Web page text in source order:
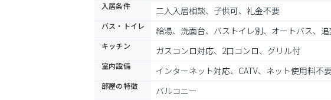
入居条件 二人入居相談、子供可、礼金不要
バス・トイレ 給湯、洗面台、バストイレ別、オートバス、
キッチン ガスコンロ対応、2口コンロ、グリル付
室内設備 インターネット対応、CATV、ネット使用料不
部屋の特徴 バルコニー